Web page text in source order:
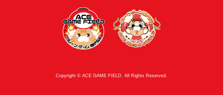
Copyright © ACE GAME FIELD. All Rights Reserved.